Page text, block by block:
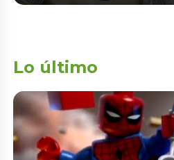
Lo último